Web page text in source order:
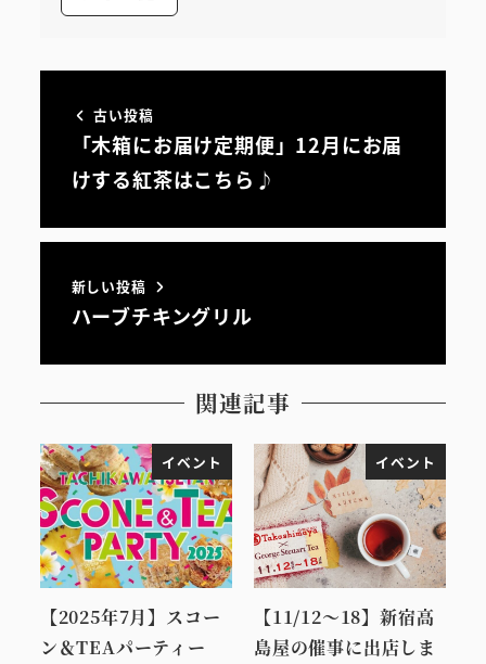
古い投稿
「木箱にお届け定期便」12月にお届
けする紅茶はこちら♪
新しい投稿
ハーブチキングリル
関連記事
イベント
【2025年7月】スコー
ン＆TEAパーティー
イベント
【11/12～18】新宿高
島屋の催事に出店しま